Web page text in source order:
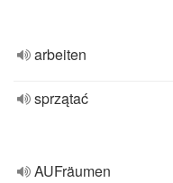
arbeiten
sprzątać
AUFräumen